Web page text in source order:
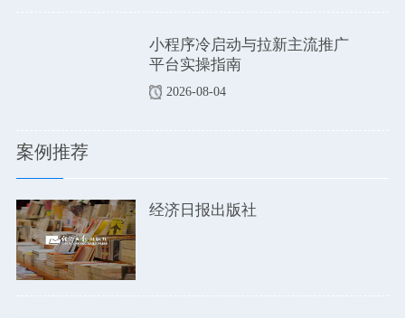
小程序冷启动与拉新主流推广
平台实操指南
2026-08-04
案例推荐
经济日报出版社